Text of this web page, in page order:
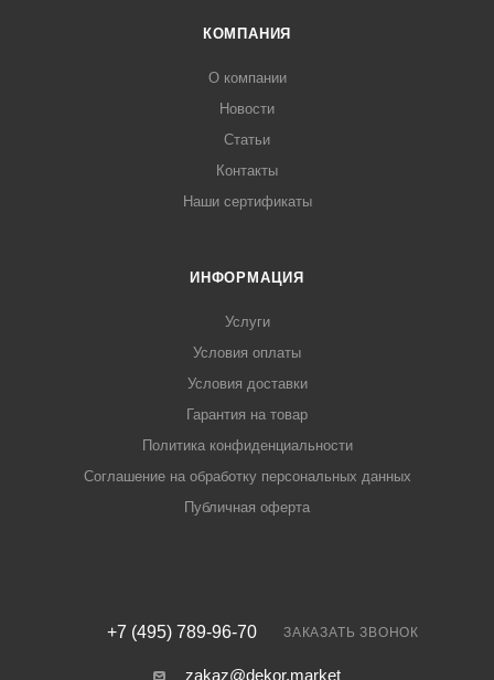
КОМПАНИЯ
О компании
Новости
Статьи
Контакты
Наши сертификаты
ИНФОРМАЦИЯ
Услуги
Условия оплаты
Условия доставки
Гарантия на товар
Политика конфиденциальности
Соглашение на обработку персональных данных
Публичная оферта
+7 (495) 789-96-70 ЗАКАЗАТЬ ЗВОНОК
zakaz@dekor.market